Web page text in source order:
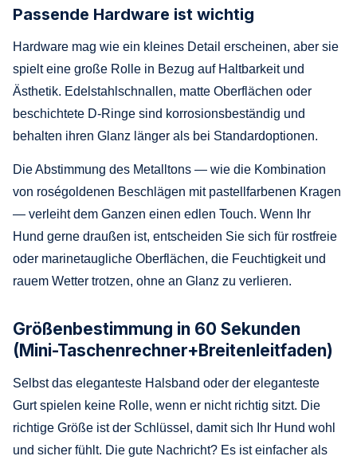
Passende Hardware ist wichtig
Hardware mag wie ein kleines Detail erscheinen, aber sie
spielt eine große Rolle in Bezug auf Haltbarkeit und
Ästhetik. Edelstahlschnallen, matte Oberflächen oder
beschichtete D-Ringe sind korrosionsbeständig und
behalten ihren Glanz länger als bei Standardoptionen.
Die Abstimmung des Metalltons — wie die Kombination
von roségoldenen Beschlägen mit pastellfarbenen Kragen
— verleiht dem Ganzen einen edlen Touch. Wenn Ihr
Hund gerne draußen ist, entscheiden Sie sich für rostfreie
oder marinetaugliche Oberflächen, die Feuchtigkeit und
rauem Wetter trotzen, ohne an Glanz zu verlieren.
Größenbestimmung in 60 Sekunden
(Mini-Taschenrechner+Breitenleitfaden)
Selbst das eleganteste Halsband oder der eleganteste
Gurt spielen keine Rolle, wenn er nicht richtig sitzt. Die
richtige Größe ist der Schlüssel, damit sich Ihr Hund wohl
und sicher fühlt. Die gute Nachricht? Es ist einfacher als